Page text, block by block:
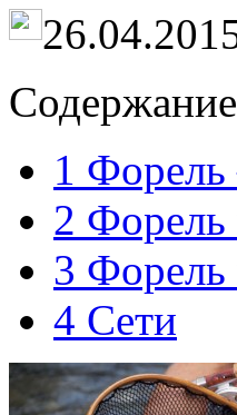
Содержание
1 Форель
2 Форель
3 Форель
4 Сети